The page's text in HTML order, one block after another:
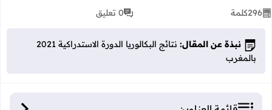
296كلمة 0 تعليق
نبذة عن المقال:
نتائج البكالوريا الدورة الاستدراكية 2021
بالمغرب